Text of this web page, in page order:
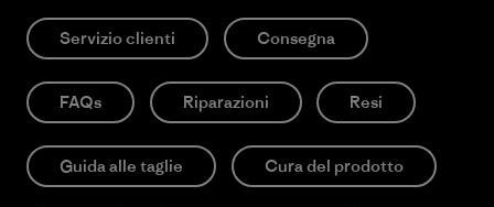
Servizio clienti Consegna
FAQs Riparazioni Resi
Guida alle taglie Cura del prodotto